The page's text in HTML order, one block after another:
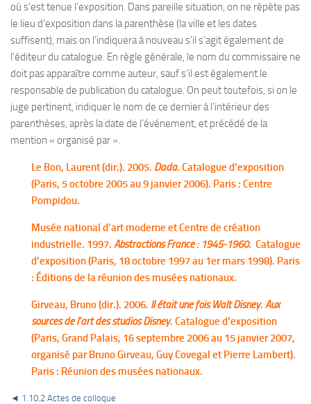
où s’est tenue l’exposition. Dans pareille situation, on ne répète pas
le lieu d’exposition dans la parenthèse (la ville et les dates
suffisent), mais on l’indiquera à nouveau s’il s’agit également de
l’éditeur du catalogue. En règle générale, le nom du commissaire ne
doit pas apparaître comme auteur, sauf s’il est également le
responsable de publication du catalogue. On peut toutefois, si on le
juge pertinent, indiquer le nom de ce dernier à l’intérieur des
parenthèses, après la date de l’événement, et précédé de la
mention « organisé par ».
Le Bon, Laurent (dir.). 2005. Dada. Catalogue d’exposition
(Paris, 5 octobre 2005 au 9 janvier 2006). Paris : Centre
Pompidou.
Musée national d’art moderne et Centre de création
industrielle. 1997. Abstractions France : 1945-1960. Catalogue
d’exposition (Paris, 18 octobre 1997 au 1er mars 1998). Paris
: Éditions de la réunion des musées nationaux.
Girveau, Bruno (dir.). 2006. Il était une fois Walt Disney. Aux
sources de l’art des studios Disney. Catalogue d’exposition
(Paris, Grand Palais, 16 septembre 2006 au 15 janvier 2007,
organisé par Bruno Girveau, Guy Covegal et Pierre Lambert).
Paris : Réunion des musées nationaux.
◄ 1.10.2 Actes de colloque